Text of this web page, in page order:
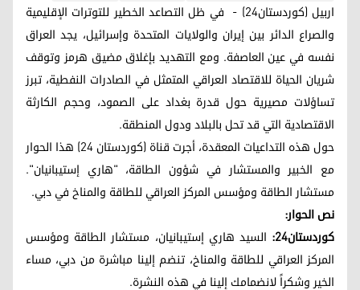
اربيل (كوردستان24) - في ظل التصاعد الخطير للتوترات الإقليمية
والصراع الدائر بين إيران والولايات المتحدة وإسرائيل، يجد العراق
نفسه في عين العاصفة. ومع التهديد بإغلاق مضيق هرمز وتوقف
شريان الحياة للاقتصاد العراقي المتمثل في الصادرات النفطية، تبرز
تساؤلات مصيرية حول قدرة بغداد على الصمود، وحجم الكارثة
الاقتصادية التي قد تحل بالبلاد ودول المنطقة.
حول هذه التداعيات المعقدة، أجرت قناة (كوردستان 24) هذا الحوار
مع الخبير والمستشار في شؤون الطاقة، "هاري إستيبانيان".
مستشار الطاقة ومؤسس المركز العراقي للطاقة والمناخ في دبي.
نص الحوار:
كوردستان24:
السيد هاري إستيبانيان، مستشار الطاقة ومؤسس
المركز العراقي للطاقة والمناخ، تنضم إلينا مباشرة من دبي، مساء
الخير وشكراً لانضمامك إلينا في هذه النشرة.